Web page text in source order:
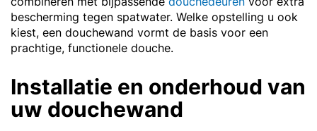
bescherming tegen spatwater. Welke opstelling u ook
kiest, een douchewand vormt de basis voor een
prachtige, functionele douche.
Installatie en onderhoud van
uw douchewand